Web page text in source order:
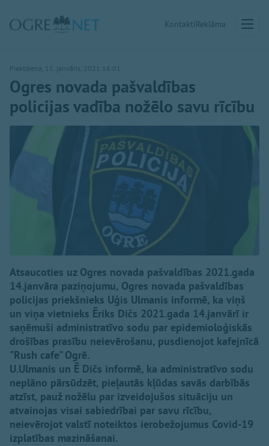
KontaktiReklāma
Piektdiena, 15. janvāris, 2021 16:01
Ogres novada pašvaldības
policijas vadība nožēlo savu rīcību
Atsaucoties uz Ogres novada pašvaldības 2021.gada
14.janvāra paziņojumu, Ogres novada pašvaldības
policijas priekšnieks Uģis Ulmanis informē, ka viņš
un viņa vietnieks Ēriks Dičs 2021.gada 14.janvārī ir
saņēmuši administratīvo sodu par epidemioloģiskās
drošības prasību neievērošanu, pusdienojot kafejnīcā
"Rush cafe" Ogrē.
U.Ulmanis un Ē Dičs informē, ka administratīvo sodu
neplāno pārsūdzēt, pieļautās kļūdas savās darbībās
atzīst, pauž nožēlu par izveidojušos situāciju un
atvainojas visai sabiedrībai par savu rīcību,
neievērojot valstī noteiktos ierobežojumus Covid-19
izplatības mazināšanai.